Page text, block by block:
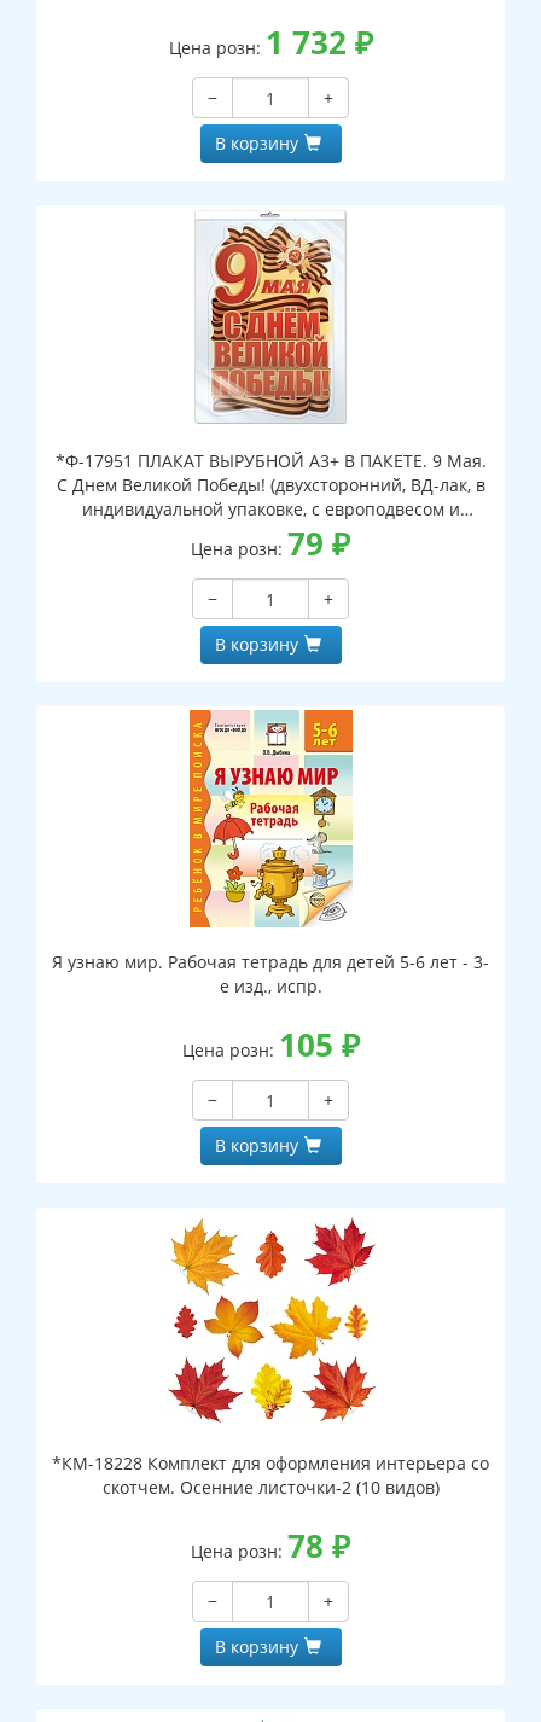
Цена розн: 1 732 ₽
−
+
В корзину
*Ф-17951 ПЛАКАТ ВЫРУБНОЙ А3+ В ПАКЕТЕ. 9 Мая.
С Днем Великой Победы! (двухсторонний, ВД-лак, в
индивидуальной упаковке, с европодвесом и
клеевым клапаном)
Цена розн: 79 ₽
−
+
В корзину
Я узнаю мир. Рабочая тетрадь для детей 5-6 лет - 3-
е изд., испр.
Цена розн: 105 ₽
−
+
В корзину
*КМ-18228 Комплект для оформления интерьера со
скотчем. Осенние листочки-2 (10 видов)
Цена розн: 78 ₽
−
+
В корзину